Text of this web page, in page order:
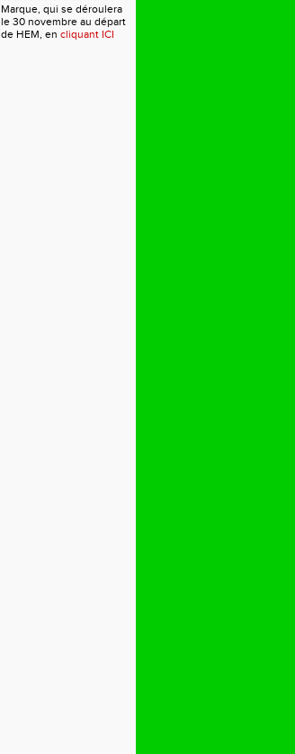
Marque, qui se déroulera
le 30 novembre au départ
de HEM, en cliquant ICI